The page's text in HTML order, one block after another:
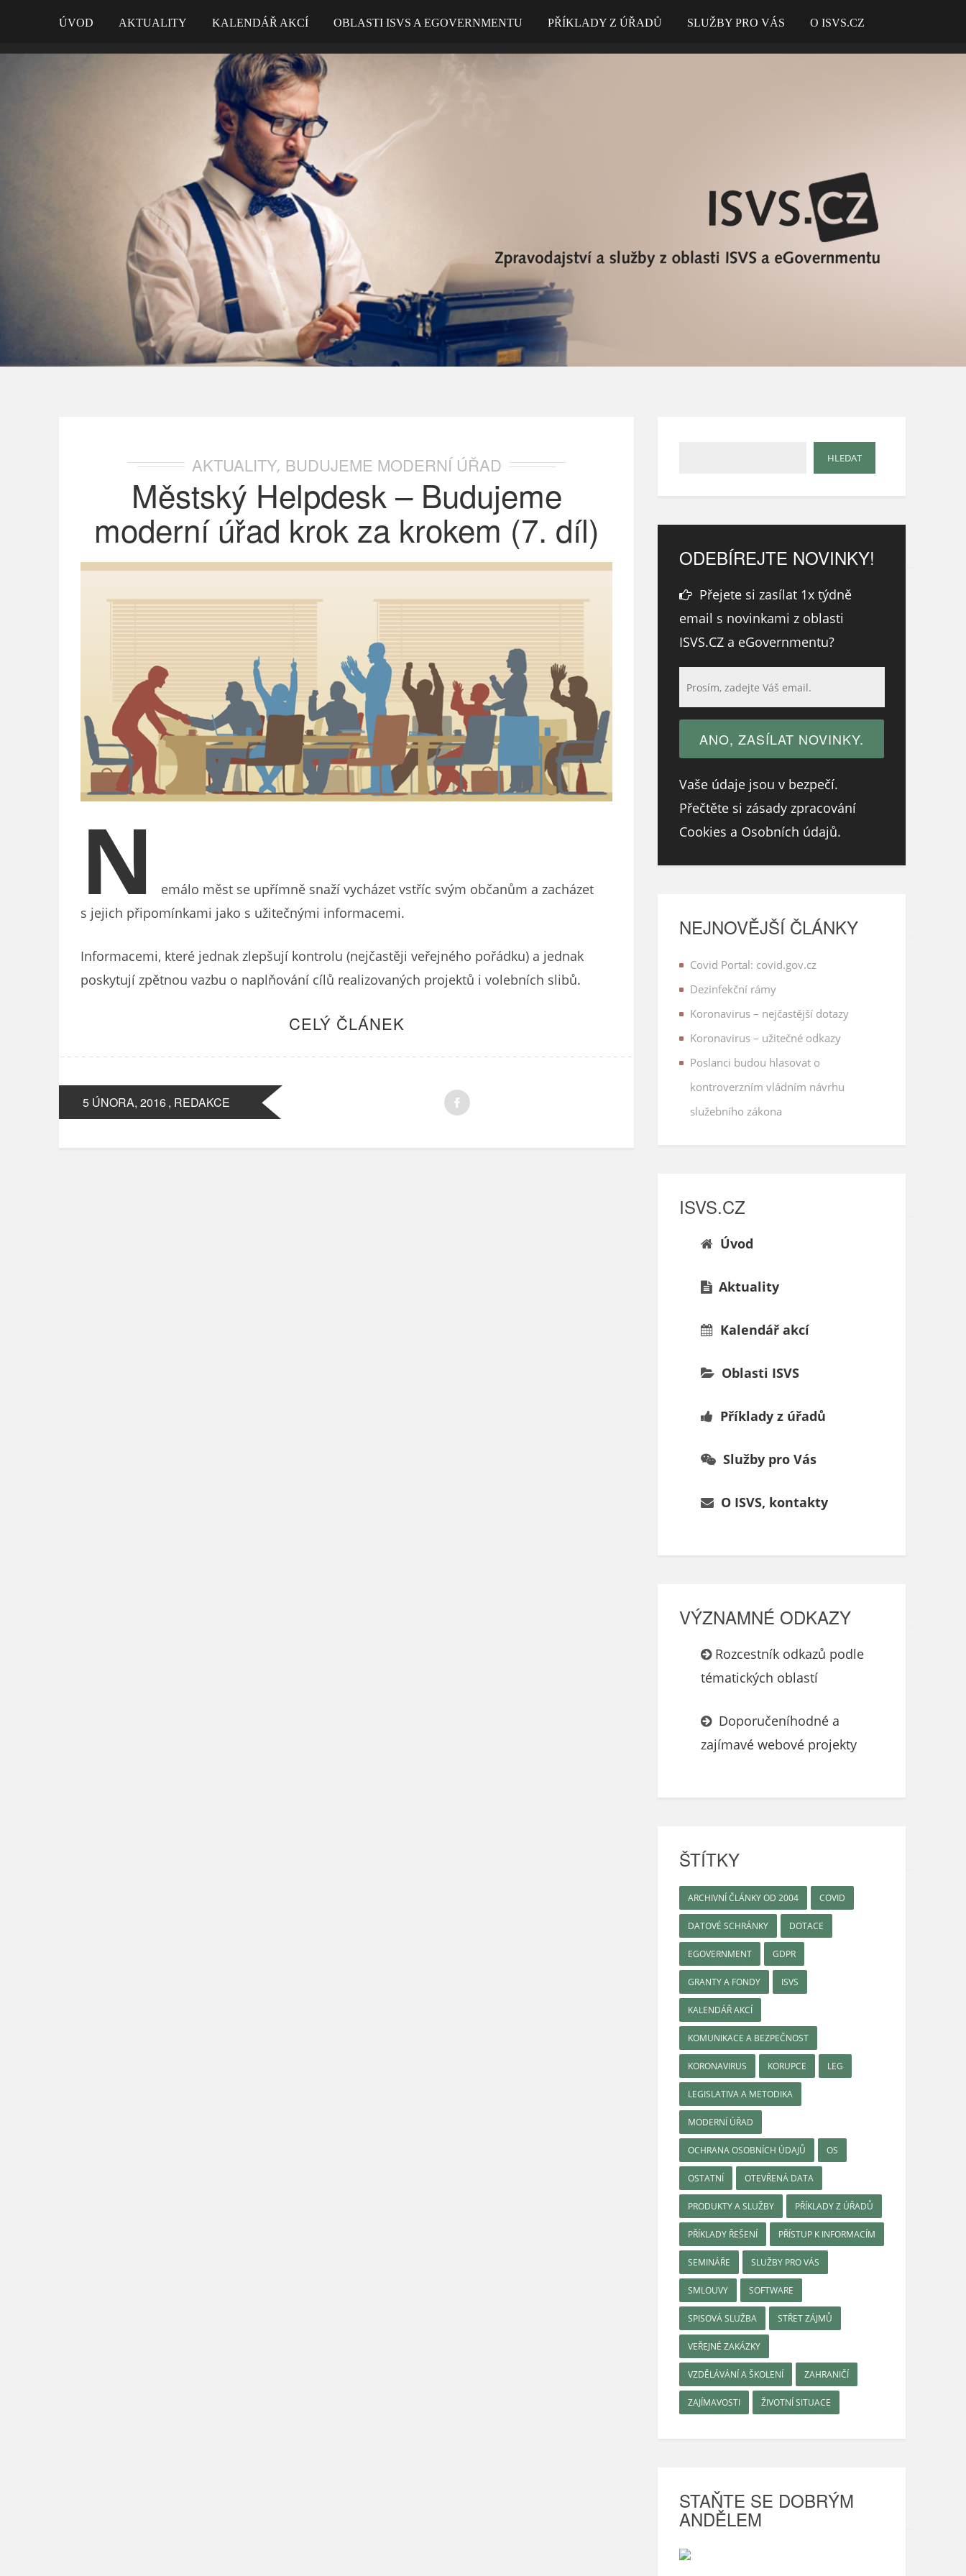
ÚVOD AKTUALITY KALENDÁŘ AKCÍ OBLASTI ISVS A EGOVERNMENTU PŘÍKLADY Z ÚŘADŮ SLUŽBY PRO VÁS O ISVS.CZ
AKTUALITY, BUDUJEME MODERNÍ ÚŘAD
Městský Helpdesk – Budujeme
moderní úřad krok za krokem (7. díl)
N
emálo měst se upřímně snaží vycházet vstříc svým občanům a zacházet
s jejich připomínkami jako s užitečnými informacemi.
Informacemi, které jednak zlepšují kontrolu (nejčastěji veřejného pořádku) a jednak
poskytují zpětnou vazbu o naplňování cílů realizovaných projektů i volebních slibů.
CELÝ ČLÁNEK
5 ÚNORA, 2016, REDAKCE
ODEBÍREJTE NOVINKY!
Přejete si zasílat 1x týdně
email s novinkami z oblasti
ISVS.CZ a eGovernmentu?
Vaše údaje jsou v bezpečí.
Přečtěte si zásady zpracování
Cookies a Osobních údajů.
NEJNOVĚJŠÍ ČLÁNKY
Covid Portal: covid.gov.cz
Dezinfekční rámy
Koronavirus – nejčastější dotazy
Koronavirus – užitečné odkazy
Poslanci budou hlasovat o
kontroverzním vládním návrhu
služebního zákona
ISVS.CZ
Úvod
Aktuality
Kalendář akcí
Oblasti ISVS
Příklady z úřadů
Služby pro Vás
O ISVS, kontakty
VÝZNAMNÉ ODKAZY
Rozcestník odkazů podle
tématických oblastí
Doporučeníhodné a
zajímavé webové projekty
ŠTÍTKY
ARCHIVNÍ ČLÁNKY OD 2004 COVID
DATOVÉ SCHRÁNKY DOTACE
EGOVERNMENT GDPR
GRANTY A FONDY ISVS
KALENDÁŘ AKCÍ
KOMUNIKACE A BEZPEČNOST
KORONAVIRUS KORUPCE LEG
LEGISLATIVA A METODIKA
MODERNÍ ÚŘAD
OCHRANA OSOBNÍCH ÚDAJŮ OS
OSTATNÍ OTEVŘENÁ DATA
PRODUKTY A SLUŽBY PŘÍKLADY Z ÚŘADŮ
PŘÍKLADY ŘEŠENÍ PŘÍSTUP K INFORMACÍM
SEMINÁŘE SLUŽBY PRO VÁS
SMLOUVY SOFTWARE
SPISOVÁ SLUŽBA STŘET ZÁJMŮ
VEŘEJNÉ ZAKÁZKY
VZDĚLÁVÁNÍ A ŠKOLENÍ ZAHRANIČÍ
ZAJÍMAVOSTI ŽIVOTNÍ SITUACE
STAŇTE SE DOBRÝM
ANDĚLEM